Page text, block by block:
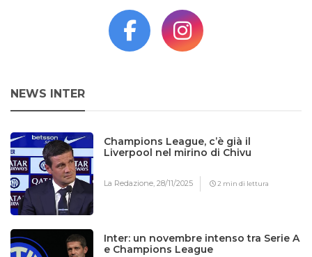
NEWS INTER
Champions League, c’è già il
Liverpool nel mirino di Chivu
La Redazione,28/11/2025 2 min di lettura
Inter: un novembre intenso tra Serie A
e Champions League